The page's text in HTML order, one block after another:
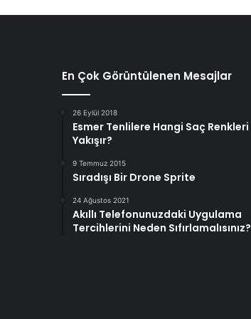
En Çok Görüntülenen Mesajlar
26 Eylül 2018
Esmer Tenlilere Hangi Saç Renkleri
Yakışır?
9 Temmuz 2015
Sıradışı Bir Drone Sprite
24 Ağustos 2021
Akıllı Telefonunuzdaki Uygulama
Tercihlerini Neden Sıfırlamalısınız?